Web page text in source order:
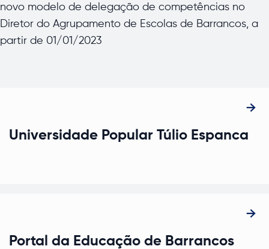
novo modelo de delegação de competências no
Diretor do Agrupamento de Escolas de Barrancos, a
partir de 01/01/2023
Universidade Popular Túlio Espanca
Portal da Educação de Barrancos
Abre num novo separador